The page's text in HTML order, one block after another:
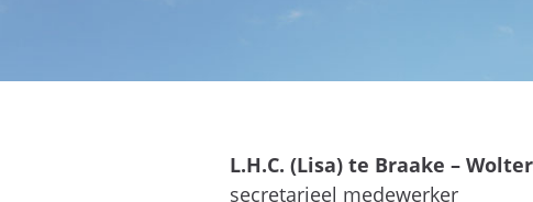
L.H.C. (Lisa) te Braake –
secretarieel medewerker